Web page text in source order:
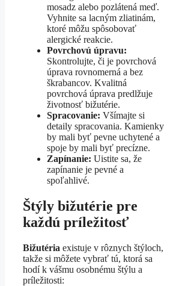
mosadz alebo pozlátená meď.
Vyhnite sa lacným zliatinám,
ktoré môžu spôsobovať
alergické reakcie.
Povrchovú úpravu:
Skontrolujte, či je povrchová
úprava rovnomerná a bez
škrabancov. Kvalitná
povrchová úprava predlžuje
životnosť bižutérie.
Spracovanie: Všímajte si
detaily spracovania. Kamienky
by mali byť pevne uchytené a
spoje by mali byť precízne.
Zapínanie: Uistite sa, že
zapínanie je pevné a
spoľahlivé.
Štýly bižutérie pre
každú príležitosť
Bižutéria existuje v rôznych štýloch,
takže si môžete vybrať tú, ktorá sa
hodí k vášmu osobnému štýlu a
príležitosti: